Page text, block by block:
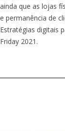
ainda que as lojas
e permanência de
Estratégias digitais
Friday 2021.